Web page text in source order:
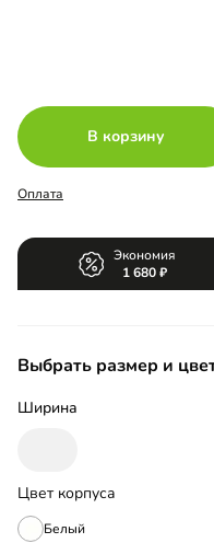
В корзину
Оплата
Экономия
1 680
Выбрать размер и
Ширина
Цвет корпуса
Белый